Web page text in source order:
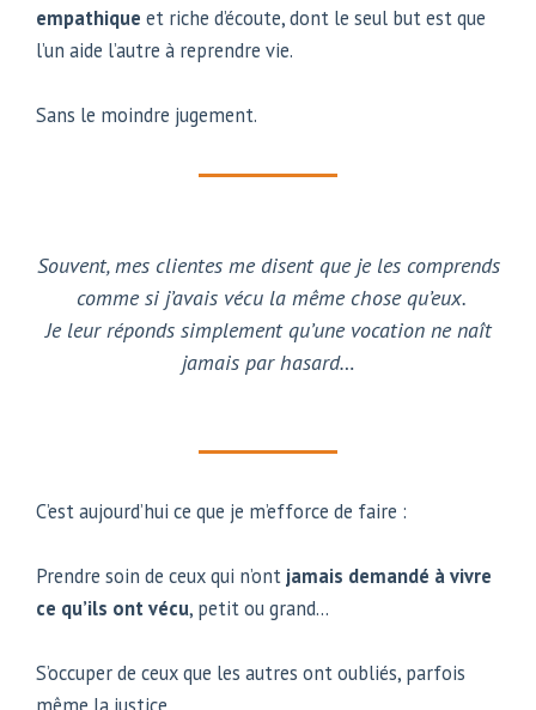
empathique et riche d’écoute, dont le seul but est que
l’un aide l’autre à reprendre vie.
Sans le moindre jugement.
Souvent, mes clientes me disent que je les comprends
comme si j’avais vécu la même chose qu’eux.
Je leur réponds simplement qu’une vocation ne naît
jamais par hasard…
C’est aujourd’hui ce que je m’efforce de faire :
Prendre soin de ceux qui n’ont jamais demandé à vivre
ce qu’ils ont vécu, petit ou grand…
S’occuper de ceux que les autres ont oubliés, parfois